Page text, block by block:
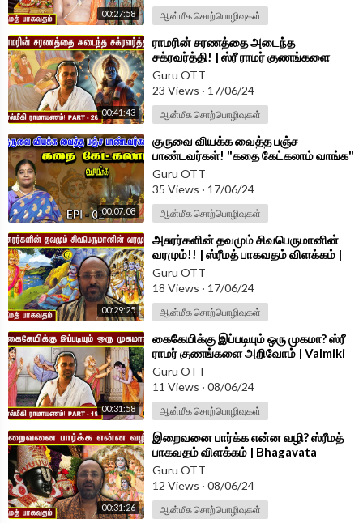
00:27:58 ஆன்மீக சொற்பொழிவுகள்
00:41:43
⁣ராமரின் சரணத்தை அடைந்த
சக்ரவர்த்தி! | ஸ்ரீ ராமர் குணங்களை
அறிவோம் | Valmiki Ramayana | Part -
26
Guru OTT
23 Views · 17/06/24
ஆன்மீக சொற்பொழிவுகள்
00:07:08
⁣குருவை வியக்க வைத்த பஞ்ச
பாண்டவர்கள்! "கதை கேட்கலாம் வாங்க"
EPI 02 | Moral Stories For Kids
Guru OTT
35 Views · 17/06/24
ஆன்மீக சொற்பொழிவுகள்
00:29:25
⁣அசுரர்களின் தவமும் சிவபெருமானின்
வரமும்!! | ஸ்ரீமத் பாகவதம் விளக்கம் |
Bhagavata Purana |
Guru OTT
18 Views · 17/06/24
ஆன்மீக சொற்பொழிவுகள்
00:31:58
⁣கைகேயிக்கு இப்படியும் ஒரு முகமா? ஸ்ரீ
ராமர் குணங்களை அறிவோம் | Valmiki
Ramayana | Part - 19
Guru OTT
11 Views · 08/06/24
ஆன்மீக சொற்பொழிவுகள்
00:31:26
⁣இறைவனை பார்க்க என்ன வழி? ஸ்ரீமத்
பாகவதம் விளக்கம் | Bhagavata
Purana | Damodhara Deekshitar
Guru OTT
12 Views · 08/06/24
ஆன்மீக சொற்பொழிவுகள்